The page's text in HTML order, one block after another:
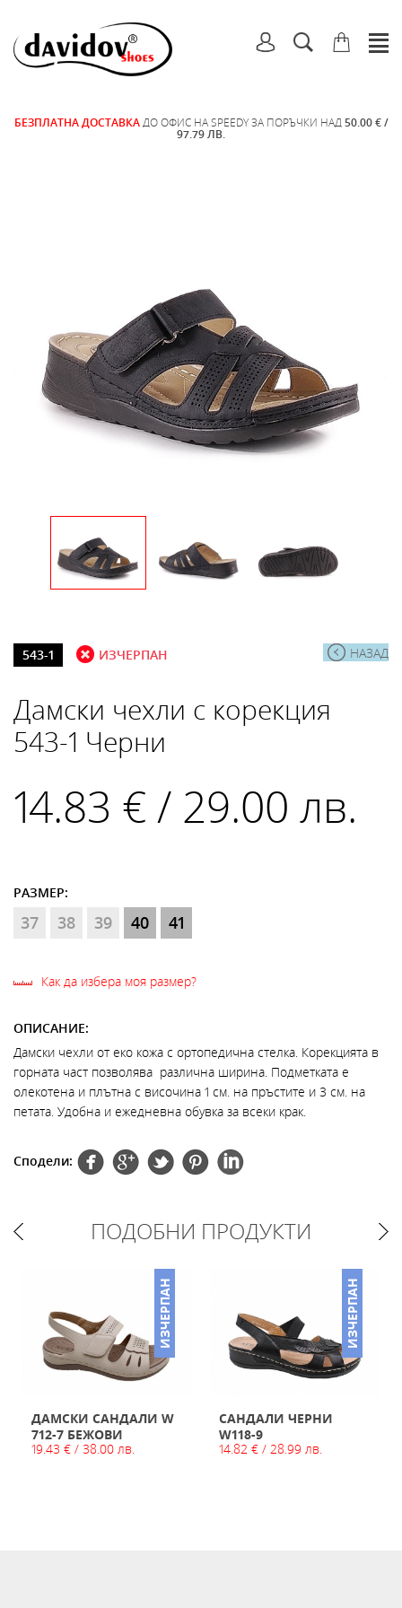
БЕЗПЛАТНА ДОСТАВКА ДО ОФИС НА SPEEDY ЗА ПОРЪЧКИ НАД 50.00 € /
97.79 ЛВ.
НАЗАД
543-1 ИЗЧЕРПАН
Дамски чехли с корекция
543-1 Черни
14.83 € / 29.00 лв.
РАЗМЕР:
37 38 39 40 41
Как да избера моя размер?
ОПИСАНИЕ:
Дамски чехли от еко кожа с ортопедична стелка. Корекцията в
горната част позволява различна ширина. Подметката е
олекотена и плътна с височина 1 см. на пръстите и 3 см. на
петата. Удобна и ежедневна обувка за всеки крак.
Сподели:
ПОДОБНИ ПРОДУКТИ
ИЗЧЕРПАН
ДАМСКИ САНДАЛИ W
712-7 БЕЖОВИ
19.43 € / 38.00 лв.
ИЗЧЕРПАН
САНДАЛИ ЧЕРНИ
W118-9
14.82 € / 28.99 лв.